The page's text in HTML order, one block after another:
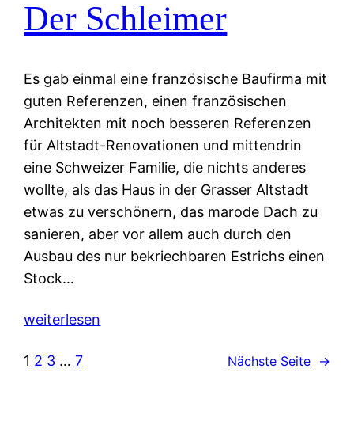
Der Schleimer
Es gab einmal eine französische Baufirma mit
guten Referenzen, einen französischen
Architekten mit noch besseren Referenzen
für Altstadt-Renovationen und mittendrin
eine Schweizer Familie, die nichts anderes
wollte, als das Haus in der Grasser Altstadt
etwas zu verschönern, das marode Dach zu
sanieren, aber vor allem auch durch den
Ausbau des nur bekriechbaren Estrichs einen
Stock…
weiterlesen
1 2 3 … 7 Nächste Seite →